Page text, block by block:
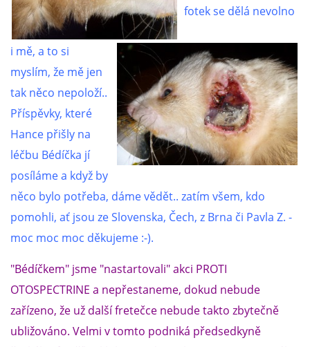
fotek se dělá nevolno
i mě, a to si
myslím, že mě jen
tak něco nepoloží..
Příspěvky, které
Hance přišly na
léčbu Bédíčka jí
posíláme a když by
něco bylo potřeba, dáme vědět.. zatím všem, kdo
pomohli, ať jsou ze Slovenska, Čech, z Brna či Pavla Z. -
moc moc moc děkujeme :-).
"Bédíčkem" jsme "nastartovali" akci PROTI
OTOSPECTRINE a nepřestaneme, dokud nebude
zařízeno, že už další fretečce nebude takto zbytečně
ubližováno. Velmi v tomto podniká předsedkyně